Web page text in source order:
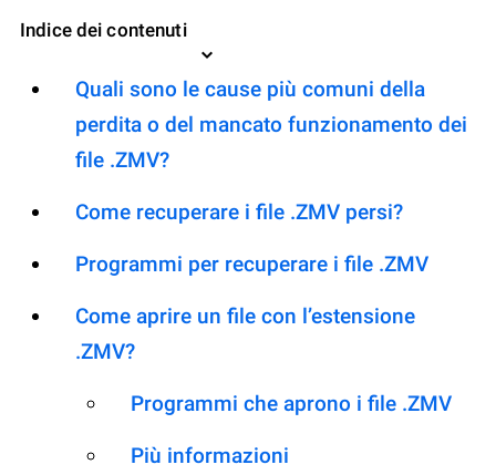
Indice dei contenuti
Quali sono le cause più comuni della
perdita o del mancato funzionamento dei
file .ZMV?
Come recuperare i file .ZMV persi?
Programmi per recuperare i file .ZMV
Come aprire un file con l’estensione
.ZMV?
Programmi che aprono i file .ZMV
Più informazioni